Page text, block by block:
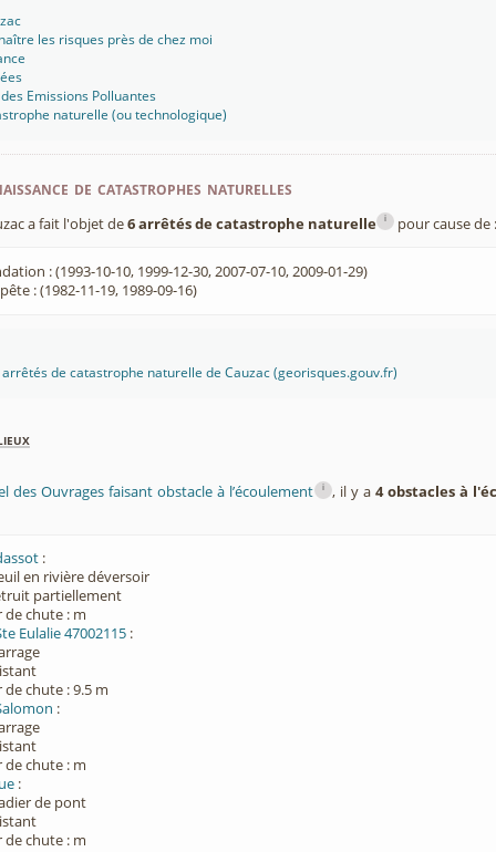
les risques près de chez moi
Emissions Polluantes
naturelle (ou technologique)
de catastrophes naturelles
a fait l'objet de6 arrêtés de catastrophe naturelle i pour cause de
: (1993-10-10, 1999-12-30, 2007-07-10, 2009-01-29)
: (1982-11-19, 1989-09-16)
de catastrophe naturelle de Cauzac (georisques.gouv.fr)
des Ouvrages faisant obstacle à l’écoulement i , il y a4 obstacles à
:
en rivière déversoir
partiellement
chute : m
Eulalie 47002115 :
chute : 9.5 m
:
chute : m
:
de pont
chute : m